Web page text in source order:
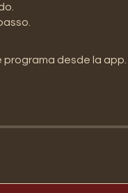
desde la app.